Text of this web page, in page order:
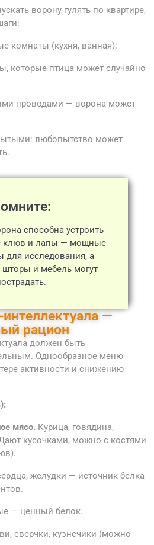
ворону гулять по квартире,
комнаты (кухня, ванная);
которые птица может случайно
проводами — ворона может
любопытство может
способна устроить
клюв и лапы — мощные
для исследования, а
шторы и мебель могут
—
рацион
должен быть
Однообразное меню
активности и снижению
мясо. Курица, говядина,
кусочками, можно с костями
желудки — источник белка
— ценный белок.
сверчки, кузнечики (можно